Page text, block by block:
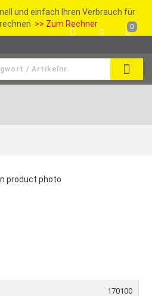
und einfach Ihren Verbrauch für
>> Zum Rechner
SUCHE
0
170100